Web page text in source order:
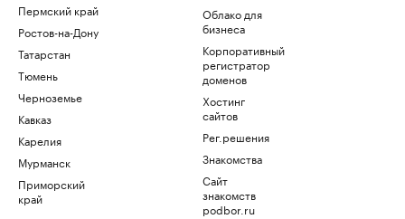
Пермский край
Ростов-на-Дону
Татарстан
Тюмень
Черноземье
Кавказ
Карелия
Мурманск
Приморский
край
Облако для
бизнеса
Корпоративный
регистратор
доменов
Хостинг
сайтов
Рег.решения
Знакомства
Сайт
знакомств
podbor.ru